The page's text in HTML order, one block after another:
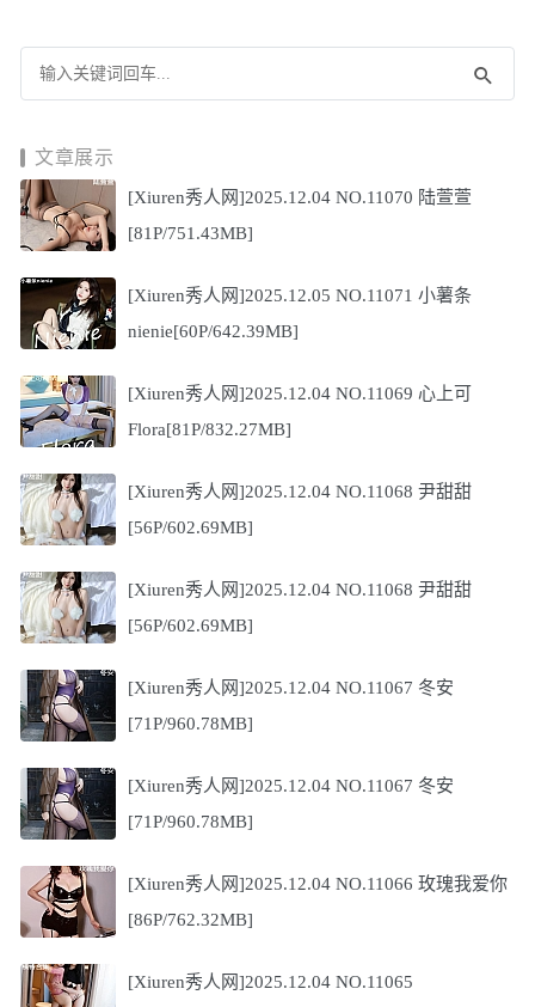
文章展示
[Xiuren秀人网]2025.12.04 NO.11070 陆萱萱
[81P/751.43MB]
[Xiuren秀人网]2025.12.05 NO.11071 小薯条
nienie[60P/642.39MB]
[Xiuren秀人网]2025.12.04 NO.11069 心上可
Flora[81P/832.27MB]
[Xiuren秀人网]2025.12.04 NO.11068 尹甜甜
[56P/602.69MB]
[Xiuren秀人网]2025.12.04 NO.11068 尹甜甜
[56P/602.69MB]
[Xiuren秀人网]2025.12.04 NO.11067 冬安
[71P/960.78MB]
[Xiuren秀人网]2025.12.04 NO.11067 冬安
[71P/960.78MB]
[Xiuren秀人网]2025.12.04 NO.11066 玫瑰我爱你
[86P/762.32MB]
[Xiuren秀人网]2025.12.04 NO.11065